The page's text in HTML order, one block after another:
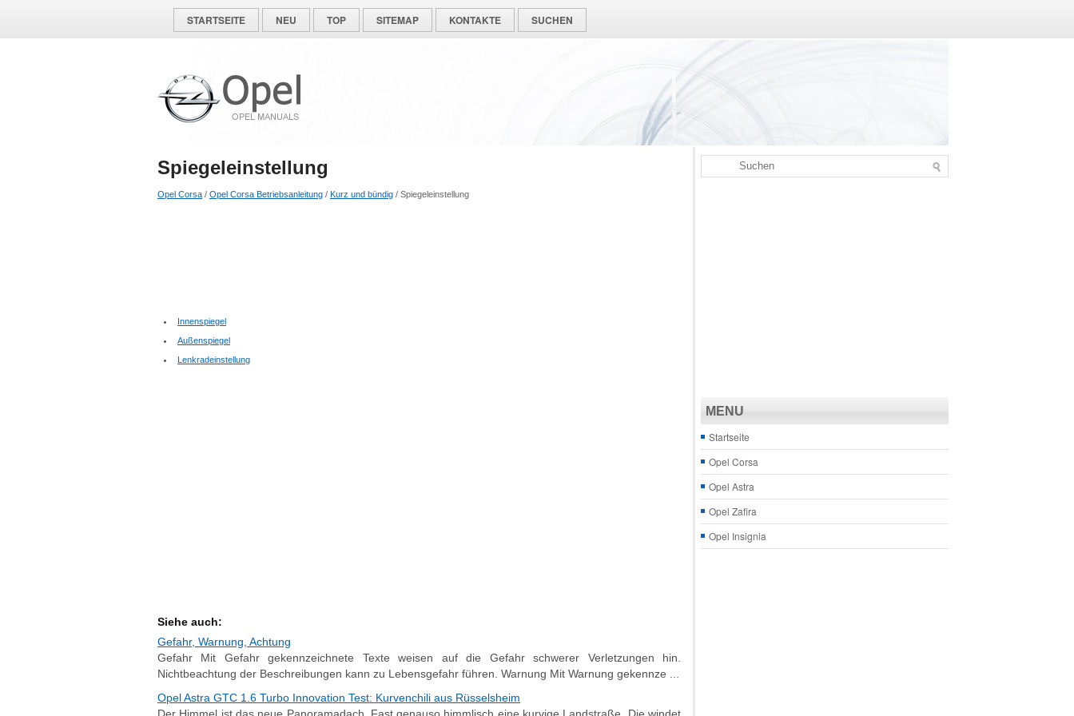
STARTSEITE NEU TOP SITEMAP KONTAKTE SUCHEN
Spiegeleinstellung
Opel Corsa / Opel Corsa Betriebsanleitung / Kurz und bündig / Spiegeleinstellung
Innenspiegel
Außenspiegel
Lenkradeinstellung
Siehe auch:
Gefahr, Warnung, Achtung
Gefahr Mit Gefahr gekennzeichnete Texte weisen auf die Gefahr schwerer Verletzungen hin.
Nichtbeachtung der Beschreibungen kann zu Lebensgefahr führen. Warnung Mit Warnung gekennze ...
Opel Astra GTC 1.6 Turbo Innovation Test: Kurvenchili aus Rüsselsheim
MENU
Startseite
Opel Corsa
Opel Astra
Opel Zafira
Opel Insignia